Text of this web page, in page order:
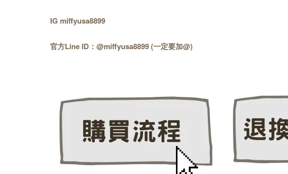
IG miffyusa8899
官方Line ID：@miffyusa8899 (一定要加@)